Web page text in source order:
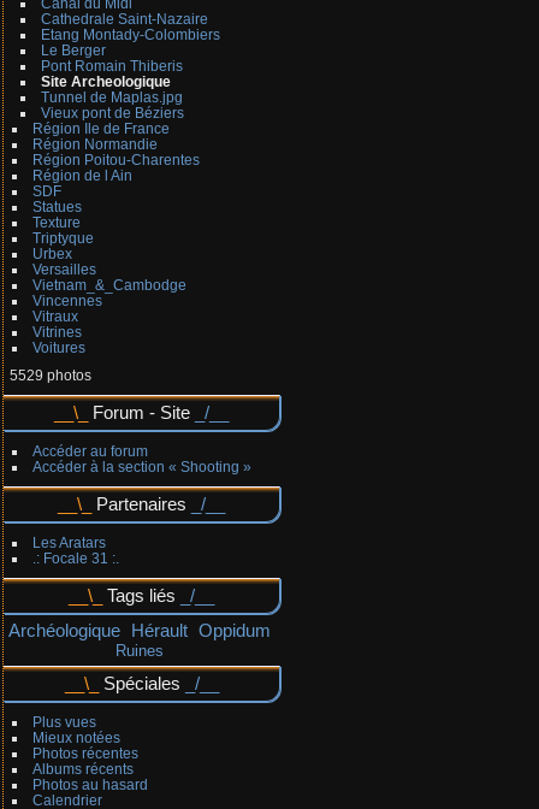
Cathedrale Saint-Nazaire
Etang Montady-Colombiers
Le Berger
Pont Romain Thiberis
Site Archeologique
Tunnel de Maplas.jpg
Vieux pont de Béziers
Région Ile de France
Région Normandie
Région Poitou-Charentes
Région de l Ain
SDF
Statues
Texture
Triptyque
Urbex
Versailles
Vietnam_&_Cambodge
Vincennes
Vitraux
Vitrines
Voitures
5529 photos
Forum - Site
Accéder au forum
Accéder à la section « Shooting »
Partenaires
Les Aratars
.: Focale 31 :.
Tags liés
Archéologique Hérault Oppidum
Ruines
Spéciales
Plus vues
Mieux notées
Photos récentes
Albums récents
Photos au hasard
Calendrier